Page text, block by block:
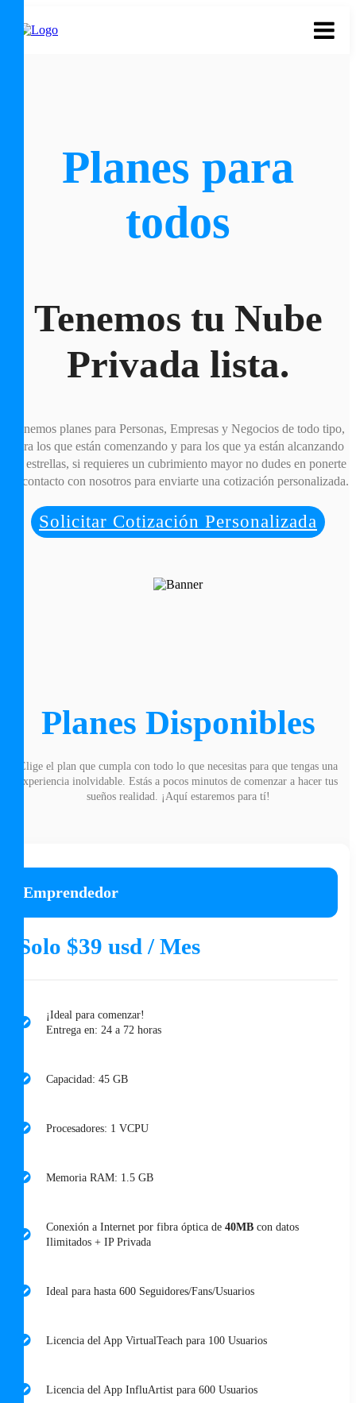
Planes para
todos
Tenemos tu Nube
Privada lista.
Tenemos planes para Personas, Empresas y Negocios de todo tipo,
para los que están comenzando y para los que ya están alcanzando
las estrellas, si requieres un cubrimiento mayor no dudes en ponerte
en contacto con nosotros para enviarte una cotización personalizada.
Solicitar Cotización Personalizada
Planes Disponibles
Elige el plan que cumpla con todo lo que necesitas para que tengas una
experiencia inolvidable. Estás a pocos minutos de comenzar a hacer tus
sueños realidad. ¡Aquí estaremos para tí!
Emprendedor
Solo $39 usd / Mes
¡Ideal para comenzar!
Entrega en: 24 a 72 horas
Capacidad: 45 GB
Procesadores: 1 VCPU
Memoria RAM: 1.5 GB
Conexión a Internet por fibra óptica de 40MB con datos
Ilimitados + IP Privada
Ideal para hasta 600 Seguidores/Fans/Usuarios
Licencia del App VirtualTeach para 100 Usuarios
Licencia del App InfluArtist para 600 Usuarios